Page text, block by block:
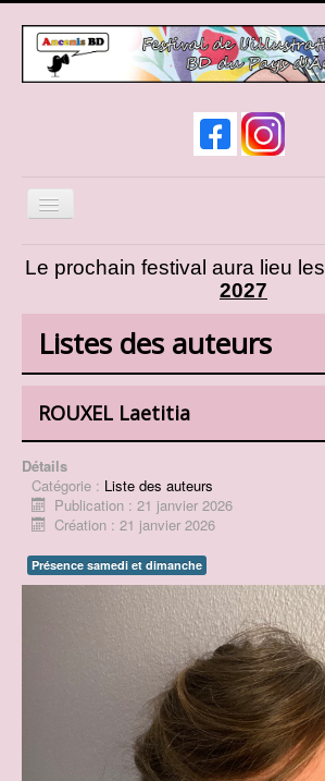
Basculer
Expos et animations
Liste des auteurs
Liste des exposants
Cosplay
Présentation d'AncenisBD
Contact
Prix BD du Pays d'Ancenis
Concours de dessins
Le prochain festival aura lieu les
2027
Listes des auteurs
ROUXEL Laetitia
Détails
Catégorie : Liste des auteurs
Publication : 21 janvier 2026
Création : 21 janvier 2026
Présence samedi et dimanche